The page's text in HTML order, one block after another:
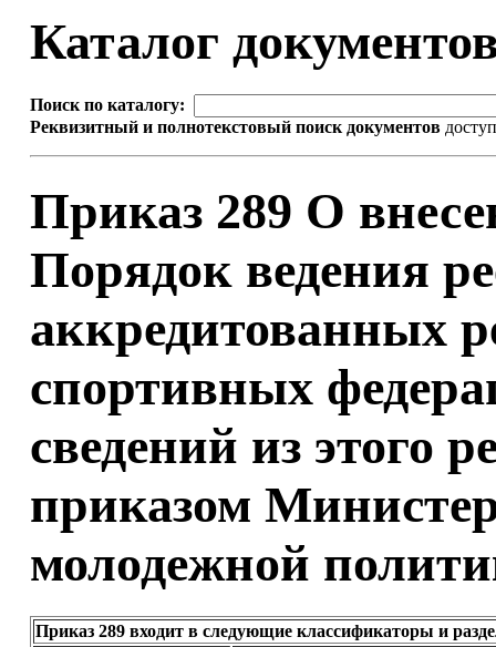
Каталог
Поиск по каталогу:
Реквизитный и полнотекстовый поиск документов
Приказ 289 О
Порядок ведения
аккредитованных
спортивных
сведений из этого
приказом
молодежной
Приказ 289 входит в следующие классификаторы и